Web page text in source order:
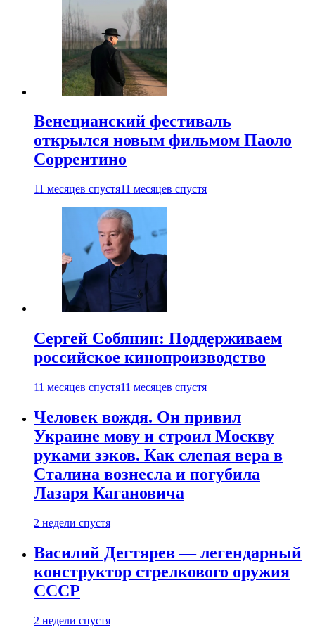
Венецианский фестиваль
открылся новым фильмом Паоло
Соррентино
11 месяцев спустя11 месяцев спустя
Сергей Собянин: Поддерживаем
российское кинопроизводство
11 месяцев спустя11 месяцев спустя
Человек вождя. Он привил
Украине мову и строил Москву
руками зэков. Как слепая вера в
Сталина вознесла и погубила
Лазаря Кагановича
2 недели спустя
Василий Дегтярев — легендарный
конструктор стрелкового оружия
СССР
2 недели спустя